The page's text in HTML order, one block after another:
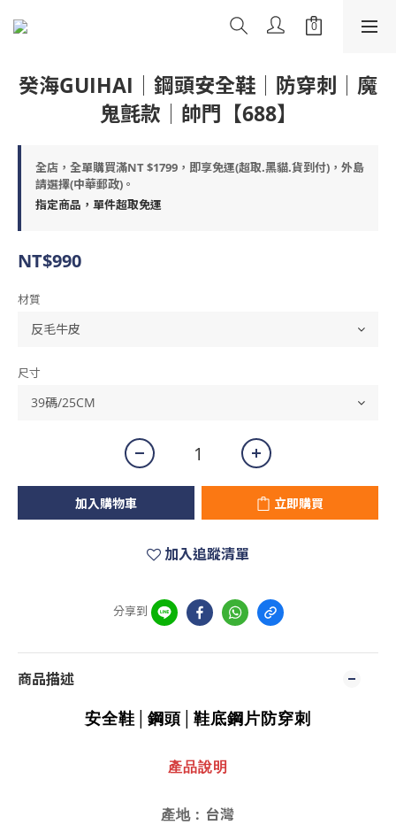
癸海GUIHAI│鋼頭安全鞋│防穿刺│魔
鬼氈款│帥門【688】
全店，全單購買滿NT $1799，即享免運(超取.黑貓.貨到付)，外島
請選擇(中華郵政)。
指定商品，單件超取免運
NT$990
材質
尺寸
加入購物車 立即購買
加入追蹤清單
分享到
商品描述
安全鞋│鋼頭│鞋底鋼片防穿刺
產品說明
產地 : 台灣